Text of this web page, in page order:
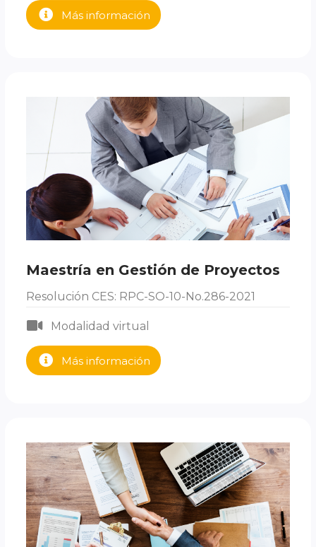
Más información
Maestría en Gestión de Proyectos
Resolución CES: RPC-SO-10-No.286-2021
Modalidad virtual
Más información